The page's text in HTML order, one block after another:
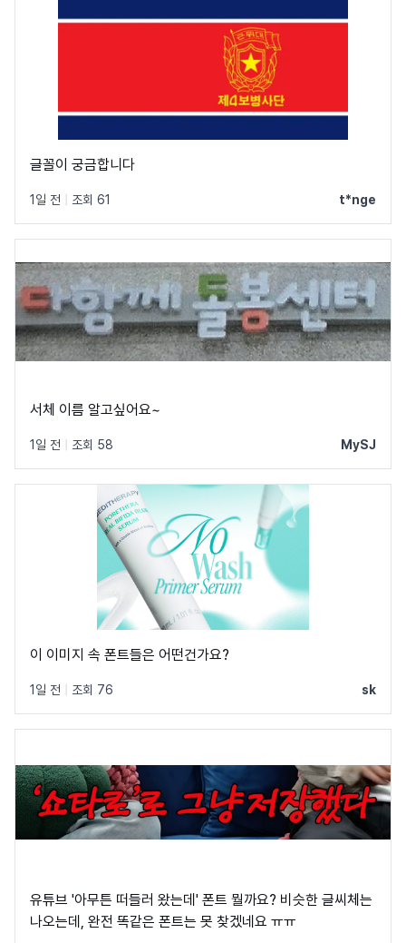
글꼴이 궁금합니다
1일 전 조회 61 t*nge
서체 이름 알고싶어요~
1일 전 조회 58 MySJ
이 이미지 속 폰트들은 어떤건가요?
1일 전 조회 76 sk
유튜브 '아무튼 떠들러 왔는데' 폰트 뭘까요? 비슷한 글씨체는
나오는데, 완전 똑같은 폰트는 못 찾겠네요 ㅠㅠ